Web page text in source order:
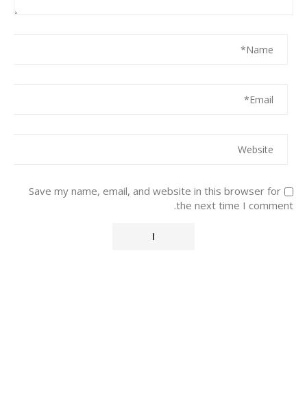
Save my name, email, and website in this browser for
the next time I comment.